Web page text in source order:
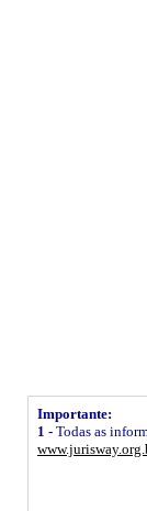
Importante:
1 - Todas as